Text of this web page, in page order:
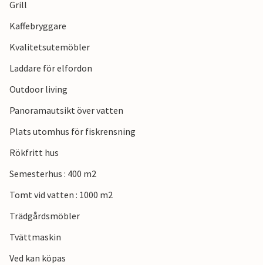
Grill
Kaffebryggare
Kvalitetsutemöbler
Laddare för elfordon
Outdoor living
Panoramautsikt över vatten
Plats utomhus för fiskrensning
Rökfritt hus
Semesterhus : 400 m2
Tomt vid vatten : 1000 m2
Trädgårdsmöbler
Tvättmaskin
Ved kan köpas